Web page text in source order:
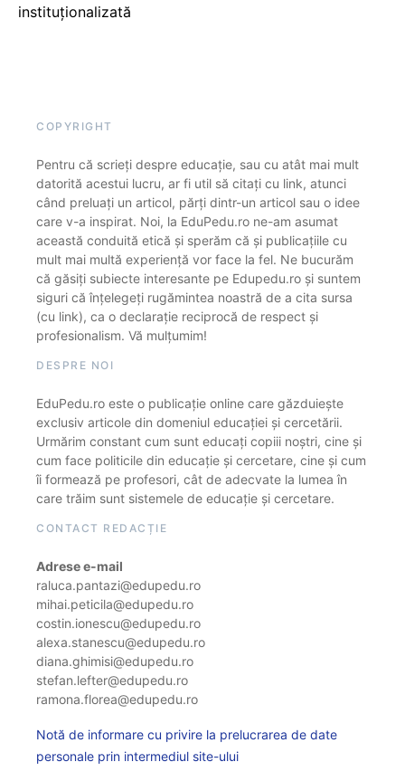
instituționalizată
COPYRIGHT
Pentru că scrieți despre educație, sau cu atât mai mult
datorită acestui lucru, ar fi util să citați cu link, atunci
când preluați un articol, părți dintr-un articol sau o idee
care v-a inspirat. Noi, la EduPedu.ro ne-am asumat
această conduită etică și sperăm că și publicațiile cu
mult mai multă experiență vor face la fel. Ne bucurăm
că găsiți subiecte interesante pe Edupedu.ro și suntem
siguri că înțelegeți rugămintea noastră de a cita sursa
(cu link), ca o declarație reciprocă de respect și
profesionalism. Vă mulțumim!
DESPRE NOI
EduPedu.ro este o publicație online care găzduiește
exclusiv articole din domeniul educației și cercetării.
Urmărim constant cum sunt educați copiii noștri, cine și
cum face politicile din educație și cercetare, cine și cum
îi formează pe profesori, cât de adecvate la lumea în
care trăim sunt sistemele de educație și cercetare.
CONTACT REDACȚIE
Adrese e-mail
raluca.pantazi@edupedu.ro
mihai.peticila@edupedu.ro
costin.ionescu@edupedu.ro
alexa.stanescu@edupedu.ro
diana.ghimisi@edupedu.ro
stefan.lefter@edupedu.ro
ramona.florea@edupedu.ro
Notă de informare cu privire la prelucrarea de date
personale prin intermediul site-ului